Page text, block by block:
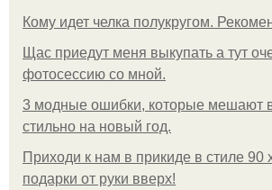
Кому идет челка полукругом.
Щас приедут меня выкупать а тут
фотосессию со мной.
3 модные ошибки, которые мешают
стильно на новый год.
Приходи к нам в прикиде в стиле 90
подарки от руки вверх!